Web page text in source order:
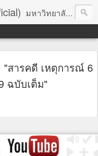
มหาวิทยาลัยประชาชน เพื่อการปฏิวัติประชาชนโดยสันติ Truths :: Peace :: Revolution :: Universal Human Rights :: Democracy (TPRUD)
"สารคดี เหตุการณ์ 6
ฉบับเต็ม"